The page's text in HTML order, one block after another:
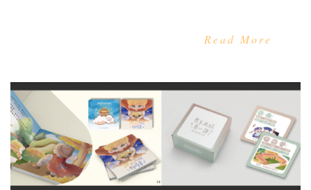
Read More